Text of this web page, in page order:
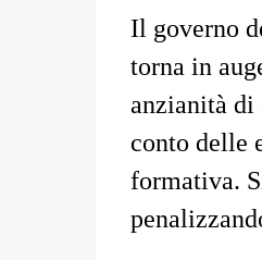
Il governo
torna in
anzianità di
conto delle
formativa.